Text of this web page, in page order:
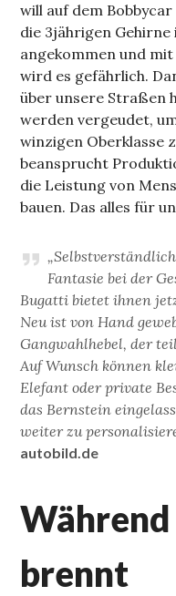
will auf dem
die 3jährigen
angekommen und
wird es gefährlich.
über unsere Straßen
werden vergeudet,
winzigen Oberklasse
beansprucht
die Leistung von
bauen. Das alles für
Fantasie bei der
Bugatti bietet ihnen
Neu ist von Hand
Gangwahlhebel, der
Auf Wunsch können
Elefant oder private
das Bernstein
weiter zu
autobild.de
brennt